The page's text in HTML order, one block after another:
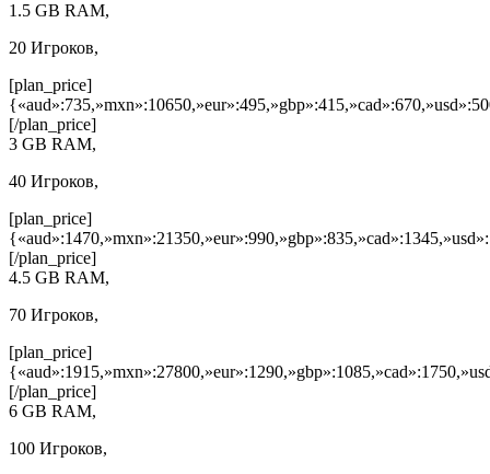
1.5 GB RAM,
20 Игроков,
[plan_price]
[/plan_price]
3 GB RAM,
40 Игроков,
[plan_price]
[/plan_price]
4.5 GB RAM,
70 Игроков,
[plan_price]
[/plan_price]
6 GB RAM,
100 Игроков,